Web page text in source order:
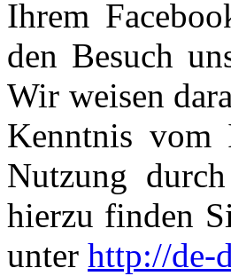
Ihrem
den Besuch
Wir weisen
Kenntnis vom
Nutzung
hierzu finden
unter http://de-